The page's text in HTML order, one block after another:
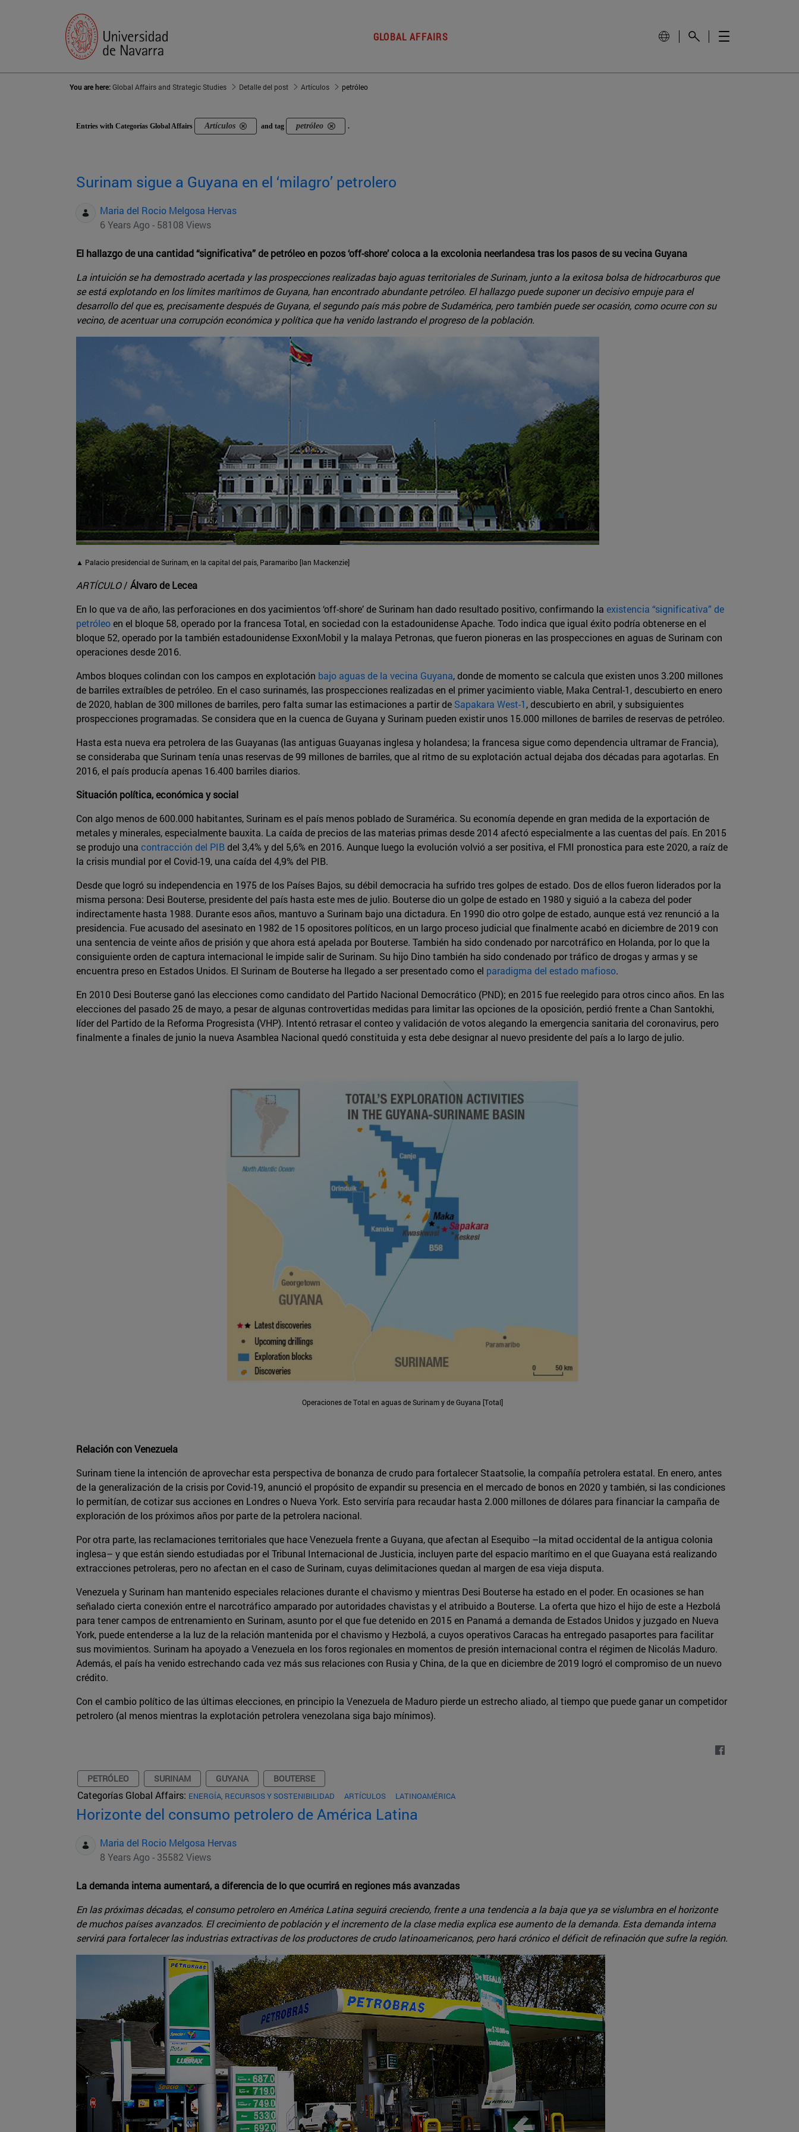
GLOBAL AFFAIRS
You are here:Global Affairs and Strategic Studies Detalle del post Artículos petróleo
Entries with Categorías Global Affairs Artículos and tag petróleo .
Surinam sigue a Guyana en el ‘milagro’ petrolero
Maria del Rocio Melgosa Hervas
6 Years Ago - 58108 Views
El hallazgo de una cantidad “significativa” de petróleo en pozos ‘off-shore’ coloca a la excolonia neerlandesa tras los pasos de su vecina Guyana
La intuición se ha demostrado acertada y las prospecciones realizadas bajo aguas territoriales de Surinam, junto a la exitosa bolsa de hidrocarburos que
se está explotando en los límites marítimos de Guyana, han encontrado abundante petróleo. El hallazgo puede suponer un decisivo empuje para el
desarrollo del que es, precisamente después de Guyana, el segundo país más pobre de Sudamérica, pero también puede ser ocasión, como ocurre con su
vecino, de acentuar una corrupción económica y política que ha venido lastrando el progreso de la población.
▲ Palacio presidencial de Surinam, en la capital del país, Paramaribo [Ian Mackenzie]
ARTÍCULO/ Álvaro de Lecea
En lo que va de año, las perforaciones en dos yacimientos ‘off-shore’ de Surinam han dado resultado positivo, confirmando la existencia “significativa” de
petróleoen el bloque 58, operado por la francesa Total, en sociedad con la estadounidense Apache. Todo indica que igual éxito podría obtenerse en el
bloque 52, operado por la también estadounidense ExxonMobil y la malaya Petronas, que fueron pioneras en las prospecciones en aguas de Surinam con
operaciones desde 2016.
Ambos bloques colindan con los campos en explotación bajo aguas de la vecina Guyana, donde de momento se calcula que existen unos 3.200 millones
de barriles extraíbles de petróleo. En el caso surinamés, las prospecciones realizadas en el primer yacimiento viable, Maka Central-1, descubierto en enero
de 2020, hablan de 300 millones de barriles, pero falta sumar las estimaciones a partir de Sapakara West-1, descubierto en abril, y subsiguientes
prospecciones programadas. Se considera que en la cuenca de Guyana y Surinam pueden existir unos 15.000 millones de barriles de reservas de petróleo.
Hasta esta nueva era petrolera de las Guayanas (las antiguas Guayanas inglesa y holandesa; la francesa sigue como dependencia ultramar de Francia),
se consideraba que Surinam tenía unas reservas de 99 millones de barriles, que al ritmo de su explotación actual dejaba dos décadas para agotarlas. En
2016, el país producía apenas 16.400 barriles diarios.
Situación política, económica y social
Con algo menos de 600.000 habitantes, Surinam es el país menos poblado de Suramérica. Su economía depende en gran medida de la exportación de
metales y minerales, especialmente bauxita. La caída de precios de las materias primas desde 2014 afectó especialmente a las cuentas del país. En 2015
se produjo una contracción del PIBdel 3,4% y del 5,6% en 2016. Aunque luego la evolución volvió a ser positiva, el FMI pronostica para este 2020, a raíz de
la crisis mundial por el Covid-19, una caída del 4,9% del PIB.
Desde que logró su independencia en 1975 de los Países Bajos, su débil democracia ha sufrido tres golpes de estado. Dos de ellos fueron liderados por la
misma persona: Desi Bouterse, presidente del país hasta este mes de julio. Bouterse dio un golpe de estado en 1980 y siguió a la cabeza del poder
indirectamente hasta 1988. Durante esos años, mantuvo a Surinam bajo una dictadura. En 1990 dio otro golpe de estado, aunque está vez renunció a la
presidencia. Fue acusado del asesinato en 1982 de 15 opositores políticos, en un largo proceso judicial que finalmente acabó en diciembre de 2019 con
una sentencia de veinte años de prisión y que ahora está apelada por Bouterse. También ha sido condenado por narcotráfico en Holanda, por lo que la
consiguiente orden de captura internacional le impide salir de Surinam. Su hijo Dino también ha sido condenado por tráfico de drogas y armas y se
encuentra preso en Estados Unidos. El Surinam de Bouterse ha llegado a ser presentado como el paradigma del estado mafioso.
En 2010 Desi Bouterse ganó las elecciones como candidato del Partido Nacional Democrático (PND); en 2015 fue reelegido para otros cinco años. En las
elecciones del pasado 25 de mayo, a pesar de algunas controvertidas medidas para limitar las opciones de la oposición, perdió frente a Chan Santokhi,
líder del Partido de la Reforma Progresista (VHP). Intentó retrasar el conteo y validación de votos alegando la emergencia sanitaria del coronavirus, pero
finalmente a finales de junio la nueva Asamblea Nacional quedó constituida y esta debe designar al nuevo presidente del país a lo largo de julio.
Operaciones de Total en aguas de Surinam y de Guyana [Total]
Relación con Venezuela
Surinam tiene la intención de aprovechar esta perspectiva de bonanza de crudo para fortalecer Staatsolie, la compañía petrolera estatal. En enero, antes
de la generalización de la crisis por Covid-19, anunció el propósito de expandir su presencia en el mercado de bonos en 2020 y también, si las condiciones
lo permitían, de cotizar sus acciones en Londres o Nueva York. Esto serviría para recaudar hasta 2.000 millones de dólares para financiar la campaña de
exploración de los próximos años por parte de la petrolera nacional.
Por otra parte, las reclamaciones territoriales que hace Venezuela frente a Guyana, que afectan al Esequibo –la mitad occidental de la antigua colonia
inglesa– y que están siendo estudiadas por el Tribunal Internacional de Justicia, incluyen parte del espacio marítimo en el que Guayana está realizando
extracciones petroleras, pero no afectan en el caso de Surinam, cuyas delimitaciones quedan al margen de esa vieja disputa.
Venezuela y Surinam han mantenido especiales relaciones durante el chavismo y mientras Desi Bouterse ha estado en el poder. En ocasiones se han
señalado cierta conexión entre el narcotráfico amparado por autoridades chavistas y el atribuido a Bouterse. La oferta que hizo el hijo de este a Hezbolá
para tener campos de entrenamiento en Surinam, asunto por el que fue detenido en 2015 en Panamá a demanda de Estados Unidos y juzgado en Nueva
York, puede entenderse a la luz de la relación mantenida por el chavismo y Hezbolá, a cuyos operativos Caracas ha entregado pasaportes para facilitar
sus movimientos. Surinam ha apoyado a Venezuela en los foros regionales en momentos de presión internacional contra el régimen de Nicolás Maduro.
Además, el país ha venido estrechando cada vez más sus relaciones con Rusia y China, de la que en diciembre de 2019 logró el compromiso de un nuevo
crédito.
Con el cambio político de las últimas elecciones, en principio la Venezuela de Maduro pierde un estrecho aliado, al tiempo que puede ganar un competidor
petrolero (al menos mientras la explotación petrolera venezolana siga bajo mínimos).
PETRÓLEO SURINAM GUYANA BOUTERSE
Categorías Global Affairs: ENERGÍA, RECURSOS Y SOSTENIBILIDAD ARTÍCULOS LATINOAMÉRICA
Horizonte del consumo petrolero de América Latina
Maria del Rocio Melgosa Hervas
8 Years Ago - 35582 Views
La demanda interna aumentará, a diferencia de lo que ocurrirá en regiones más avanzadas
En las próximas décadas, el consumo petrolero en América Latina seguirá creciendo, frente a una tendencia a la baja que ya se vislumbra en el horizonte
de muchos países avanzados. El crecimiento de población y el incremento de la clase media explica ese aumento de la demanda. Esta demanda interna
servirá para fortalecer las industrias extractivas de los productores de crudo latinoamericanos, pero hará crónico el déficit de refinación que sufre la región.